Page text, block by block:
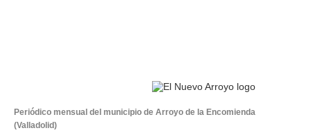
Periódico mensual del municipio de Arroyo de la Encomienda
(Valladolid)